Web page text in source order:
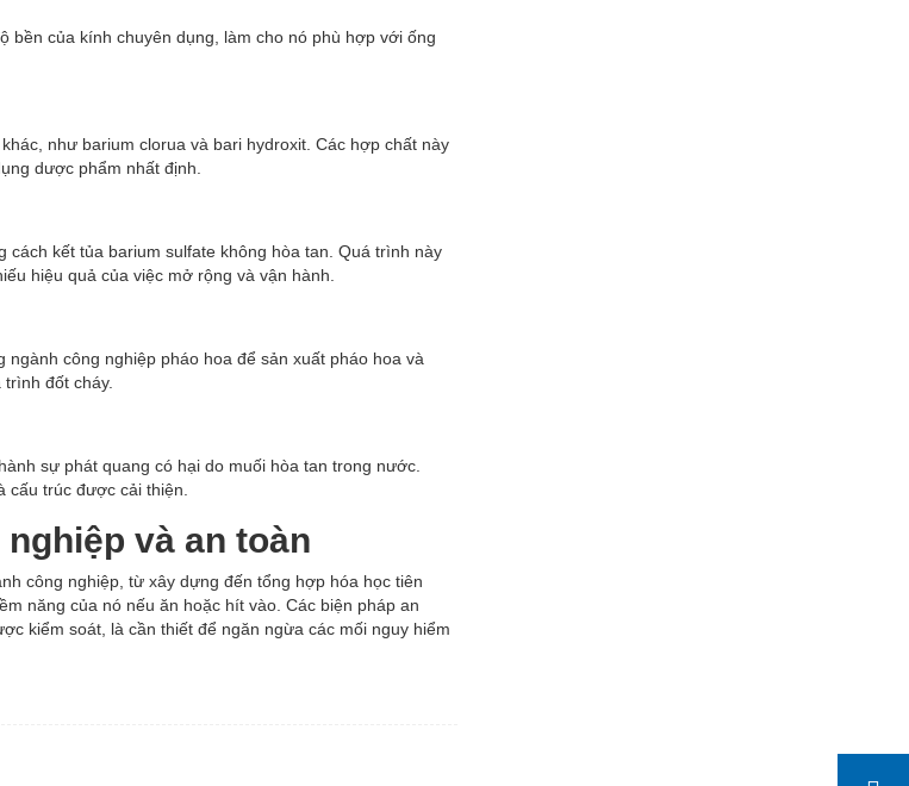
bền của kính chuyên dụng, làm cho nó phù hợp với ống
như barium clorua và bari hydroxit. Các hợp chất này
dược phẩm nhất định.
kết tủa barium sulfate không hòa tan. Quá trình này
hiệu quả của việc mở rộng và vận hành.
công nghiệp pháo hoa để sản xuất pháo hoa và
đốt cháy.
sự phát quang có hại do muối hòa tan trong nước.
trúc được cải thiện.
và an toàn
công nghiệp, từ xây dựng đến tổng hợp hóa học tiên
năng của nó nếu ăn hoặc hít vào. Các biện pháp an
kiểm soát, là cần thiết để ngăn ngừa các mối nguy hiểm